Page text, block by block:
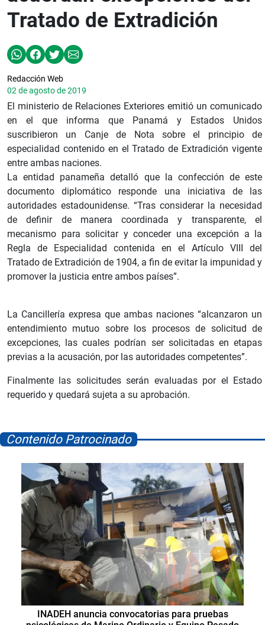
Tratado de Extradición
Redacción Web
02 de agosto de 2019
El ministerio de Relaciones Exteriores emitió un comunicado
en el que informa que Panamá y Estados Unidos
suscribieron un Canje de Nota sobre el principio de
especialidad contenido en el Tratado de Extradición vigente
entre ambas naciones.
La entidad panameña detalló que la confección de este
documento diplomático responde una iniciativa de las
autoridades estadounidense. “Tras considerar la necesidad
de definir de manera coordinada y transparente, el
mecanismo para solicitar y conceder una excepción a la
Regla de Especialidad contenida en el Artículo VIII del
Tratado de Extradición de 1904, a fin de evitar la impunidad y
promover la justicia entre ambos países”.
La Cancillería expresa que ambas naciones “alcanzaron un
entendimiento mutuo sobre los procesos de solicitud de
excepciones, las cuales podrían ser solicitadas en etapas
previas a la acusación, por las autoridades competentes”.
Finalmente las solicitudes serán evaluadas por el Estado
requerido y quedará sujeta a su aprobación.
Contenido Patrocinado
INADEH anuncia convocatorias para pruebas